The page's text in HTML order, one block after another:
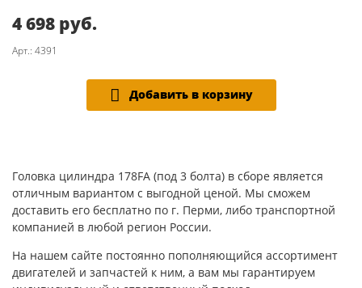
4 698 руб.
Арт.: 4391
Добавить в корзину
Головка цилиндра 178FA (под 3 болта) в сборе является
отличным вариантом с выгодной ценой. Мы сможем
доставить его бесплатно по г. Перми, либо транспортной
компанией в любой регион России.
На нашем сайте постоянно пополняющийся ассортимент
двигателей и запчастей к ним, а вам мы гарантируем